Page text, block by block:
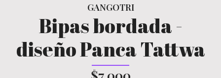
GANGOTRI
Bipas bordada -
diseño Panca Tattwa